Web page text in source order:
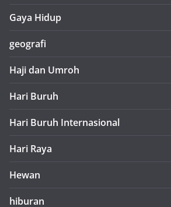
Gaya Hidup
geografi
Haji dan Umroh
Hari Buruh
Hari Buruh Internasional
Hari Raya
Hewan
hiburan